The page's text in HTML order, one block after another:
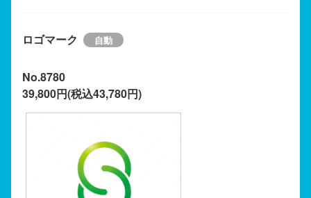
ロゴマーク
No.8780
39,800円(税込43,780円)